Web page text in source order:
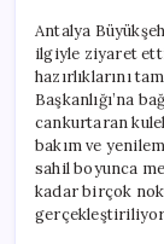
Antalya
ilgiyle ziyaret
hazırlıklarını
Başkanlığı’na
cankurtaran
bakım ve
sahil boyunca
kadar birçok